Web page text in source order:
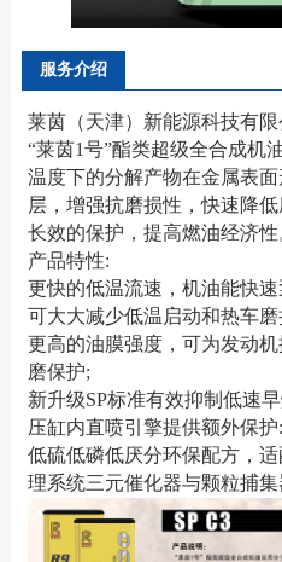
服务介绍
莱茵（天津）新能源科技有
“莱茵1号”酯类超级全合成机
温度下的分解产物在金属表
层，增强抗磨损性，快速降
长效的保护，提高燃油经济性
产品特性:
更快的低温流速，机油能快
可大大减少低温启动和热车
更高的油膜强度，可为发动
磨保护;
新升级SP标准有效抑制低速
压缸内直喷引擎提供额外保护:
低硫低磷低厌分环保配方，
理系统三元催化器与颗粒捕集